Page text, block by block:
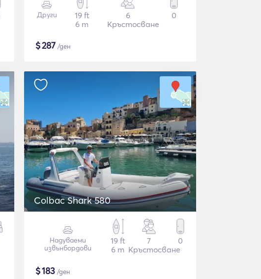
Други
19 ft
6 m
6
Кръстосване
0
$287 /ден
Colbac Shark 580
Надуваеми
извънбордови
19 ft
6 m
7
Кръстосване
0
$183 /ден